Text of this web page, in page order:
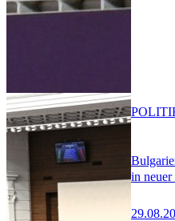
in